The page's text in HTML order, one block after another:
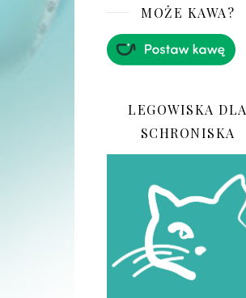
MOŻE KAWA?
LEGOWISKA DLA
SCHRONISKA